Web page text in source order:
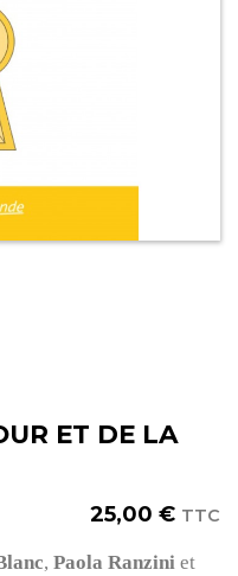
ET DE LA
25,00 € TTC
, Paola Ranzini et